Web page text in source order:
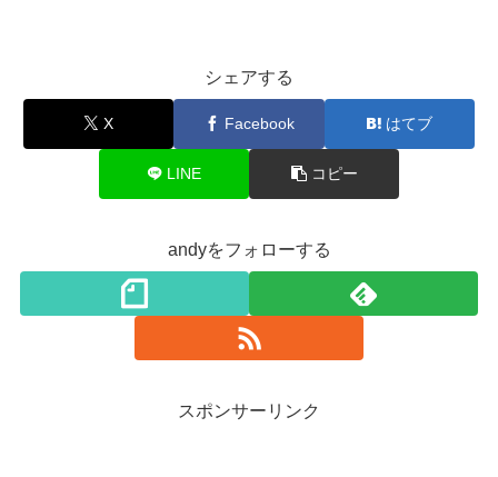
シェアする
X Facebook はてブ
LINE コピー
andyをフォローする
スポンサーリンク